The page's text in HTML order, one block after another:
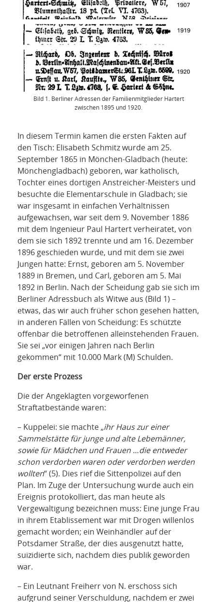
Bild 1. Berliner Adressen der Familienmitglieder Hartert
zwischen 1895 und 1920.
In diesem Termin kamen die ersten Fakten auf
den Tisch: Elisabeth Schmitz wurde am 25.
September 1865 in Mönchen-Gladbach (heute:
Mönchengladbach) geboren, war katholisch,
Tochter eines dortigen Anstreicher-Meisters und
besuchte die Elementarschule in Gladbach; sie
war insgesamt in einfachen Verhältnissen
aufgewachsen, war seit dem 9. November 1886
mit dem Ingenieur Paul Hartert verheiratet, von
dem sie sich 1892 trennte und am 16. Dezember
1896 geschieden wurde, und mit dem sie zwei
Jungen hatte: Ernst, geboren am 5. November
1889 in Bremen, und Carl, geboren am 5. Mai
1892 in Berlin. Nach der Scheidung gab sie sich im
Berliner Adressbuch als Witwe aus (Bild 1) –
etwas, das wir auch früher schon gesehen hatten,
in anderen Fällen von Scheidung: Es schützte
offenbar die betroffenen alleinstehenden Frauen.
Sie sei „vor einigen Jahren nach Berlin
gekommen“ mit 10.000 Mark (M) Schulden.
Der erste Prozess
Die der Angeklagten vorgeworfenen
Straftatbestände waren:
– Kuppelei: sie machte „ihr Haus zur einer
Sammelstätte für junge und alte Lebemänner,
sowie für Mädchen und Frauen …die entweder
schon verdorben waren oder verdorben werden
wollten“ (5). Dies rief die Sittenpolizei auf den
Plan. Im Zuge der Untersuchung wurde auch ein
Ereignis protokolliert, das man heute als
Vergewaltigung bezeichnen muss: Eine junge Frau
in ihrem Etablissement war mit Drogen willenlos
gemacht worden; ein Weinhändler auf der
Potsdamer Straße, der dies ausgenutzt hatte,
suizidierte sich, nachdem dies publik geworden
war.
– Ein Leutnant Freiherr von N. erschoss sich
aufgrund seiner Verschuldung, nachdem er zwei